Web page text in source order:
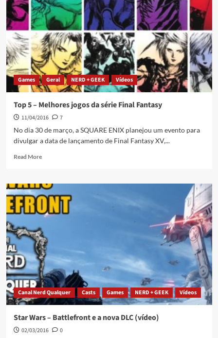
Games Geral NERD + GEEK Vídeos
Top 5 – Melhores jogos da série Final Fantasy
11/04/2016
7
No dia 30 de março, a SQUARE ENIX planejou um evento para
divulgar a data de lançamento de Final Fantasy XV,...
Read More
Canal Nerd Qualquer Casts Games NERD + GEEK Vídeos
Star Wars – Battlefront e a nova DLC (vídeo)
02/03/2016
0